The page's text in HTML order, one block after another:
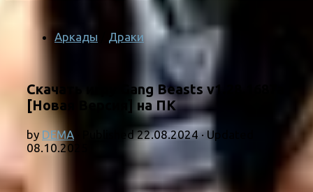
Аркады Драки
Скачать игру Gang Beasts v1.28.1687a
[Новая Версия] на ПК
by DEMA · Published22.08.2024· Updated
08.10.2025